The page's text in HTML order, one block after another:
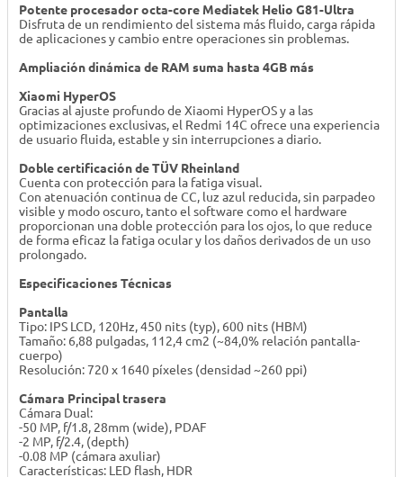
Potente procesador octa-core Mediatek Helio G81-Ultra
Disfruta de un rendimiento del sistema más fluido, carga rápida
de aplicaciones y cambio entre operaciones sin problemas.
Ampliación dinámica de RAM suma hasta 4GB más
Xiaomi HyperOS
Gracias al ajuste profundo de Xiaomi HyperOS y a las
optimizaciones exclusivas, el Redmi 14C ofrece una experiencia
de usuario fluida, estable y sin interrupciones a diario.
Doble certificación de TÜV Rheinland
Cuenta con protección para la fatiga visual.
Con atenuación continua de CC, luz azul reducida, sin parpadeo
visible y modo oscuro, tanto el software como el hardware
proporcionan una doble protección para los ojos, lo que reduce
de forma eficaz la fatiga ocular y los daños derivados de un uso
prolongado.
Especificaciones Técnicas
Pantalla
Tipo: IPS LCD, 120Hz, 450 nits (typ), 600 nits (HBM)
Tamaño: 6,88 pulgadas, 112,4 cm2 (~84,0% relación pantalla-
cuerpo)
Resolución: 720 x 1640 píxeles (densidad ~260 ppi)
Cámara Principal trasera
Cámara Dual:
-50 MP, f/1.8, 28mm (wide), PDAF
-2 MP, f/2.4, (depth)
-0.08 MP (cámara axuliar)
Características: LED flash, HDR